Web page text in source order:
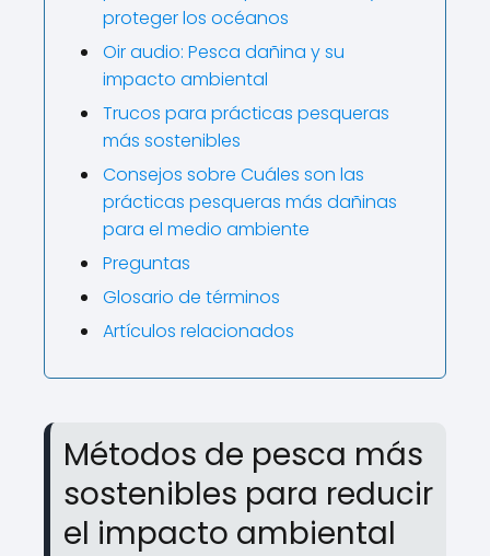
proteger los océanos
Oir audio: Pesca dañina y su
impacto ambiental
Trucos para prácticas pesqueras
más sostenibles
Consejos sobre Cuáles son las
prácticas pesqueras más dañinas
para el medio ambiente
Preguntas
Glosario de términos
Artículos relacionados
Métodos de pesca más
sostenibles para reducir
el impacto ambiental